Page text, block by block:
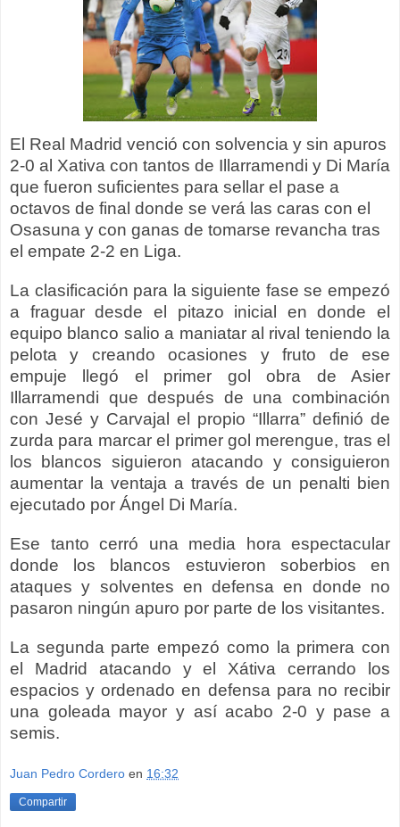
El Real Madrid venció con solvencia y sin apuros
2-0 al Xativa con tantos de Illarramendi y Di María
que fueron suficientes para sellar el pase a
octavos de final donde se verá las caras con el
Osasuna y con ganas de tomarse revancha tras
el empate 2-2 en Liga.
La clasificación para la siguiente fase se empezó
a fraguar desde el pitazo inicial en donde el
equipo blanco salio a maniatar al rival teniendo la
pelota y creando ocasiones y fruto de ese
empuje llegó el primer gol obra de Asier
Illarramendi que después de una combinación
con Jesé y Carvajal el propio “Illarra” definió de
zurda para marcar el primer gol merengue, tras el
los blancos siguieron atacando y consiguieron
aumentar la ventaja a través de un penalti bien
ejecutado por Ángel Di María.
Ese tanto cerró una media hora espectacular
donde los blancos estuvieron soberbios en
ataques y solventes en defensa en donde no
pasaron ningún apuro por parte de los visitantes.
La segunda parte empezó como la primera con
el Madrid atacando y el Xátiva cerrando los
espacios y ordenado en defensa para no recibir
una goleada mayor y así acabo 2-0 y pase a
semis.
Juan Pedro Cordero en 16:32
Compartir